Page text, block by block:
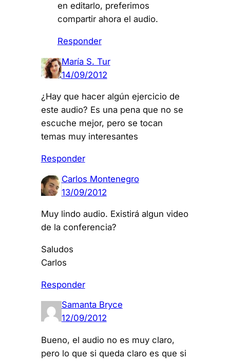
en editarlo, preferimos
compartir ahora el audio.
Responder
María S. Tur
14/09/2012
¿Hay que hacer algún ejercicio de
este audio? Es una pena que no se
escuche mejor, pero se tocan
temas muy interesantes
Responder
Carlos Montenegro
13/09/2012
Muy lindo audio. Existirá algun video
de la conferencia?
Saludos
Carlos
Responder
Samanta Bryce
12/09/2012
Bueno, el audio no es muy claro,
pero lo que si queda claro es que si